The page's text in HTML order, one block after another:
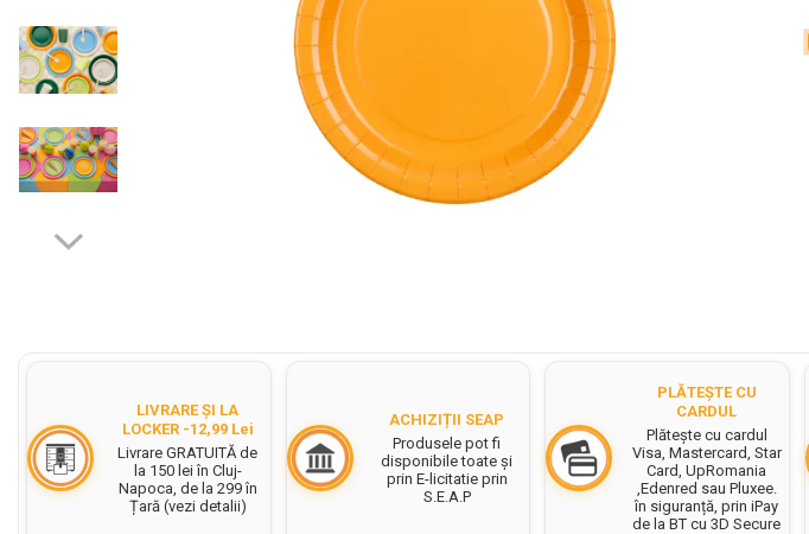
Stilouri si Rollere cu Cerneala
Cerneala Stilouri, Patroane
cerneala
Creioane colorate
Creioane
Carioci
Corector fluid cu pasta
corectoare
Pic cu rescriere
LIVRARE ȘI LA
LOCKER -12,99 Lei
Livrare GRATUITĂ de
la 150 lei în Cluj-
Napoca, de la 299 în
Țară (vezi detalii)
ACHIZIȚII SEAP
Produsele pot fi
disponibile toate și
prin E-licitatie prin
S.E.A.P
PLĂTEȘTE CU
CARDUL
Plătește cu cardul
Visa, Mastercard, Star
Card, UpRomania
,Edenred sau Pluxee.
în siguranță, prin iPay
de la BT cu 3D Secure